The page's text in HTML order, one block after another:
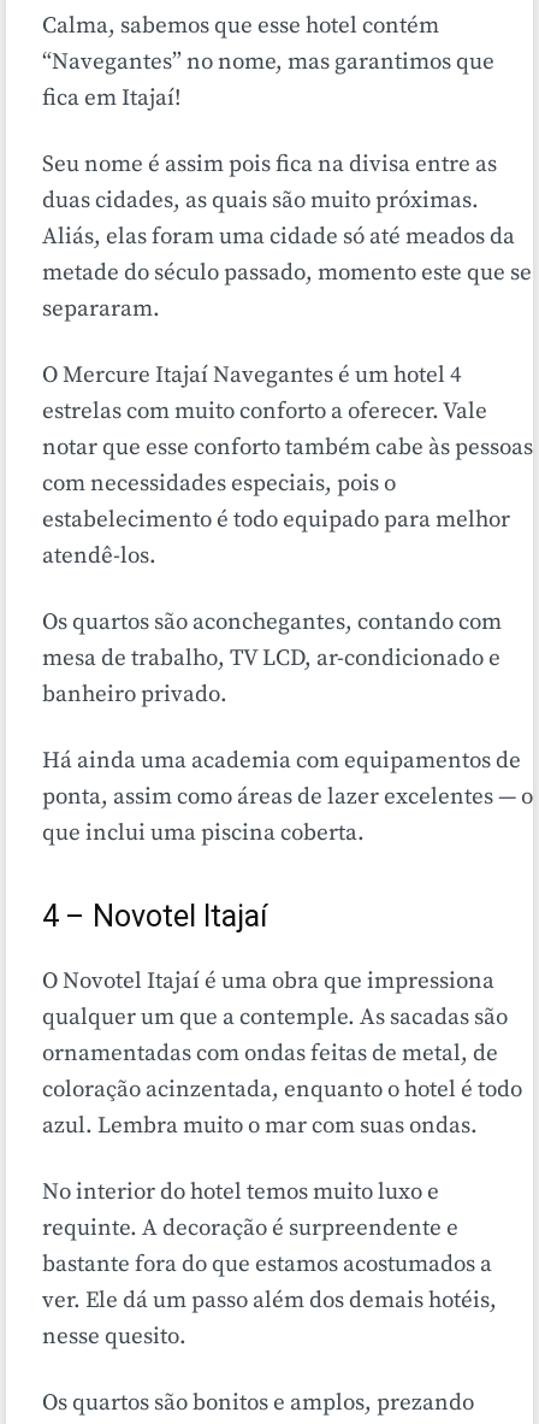
Calma, sabemos que esse hotel contém
“Navegantes” no nome, mas garantimos que
fica em Itajaí!
Seu nome é assim pois fica na divisa entre as
duas cidades, as quais são muito próximas.
Aliás, elas foram uma cidade só até meados da
metade do século passado, momento este que se
separaram.
O Mercure Itajaí Navegantes é um hotel 4
estrelas com muito conforto a oferecer. Vale
notar que esse conforto também cabe às pessoas
com necessidades especiais, pois o
estabelecimento é todo equipado para melhor
atendê-los.
Os quartos são aconchegantes, contando com
mesa de trabalho, TV LCD, ar-condicionado e
banheiro privado.
Há ainda uma academia com equipamentos de
ponta, assim como áreas de lazer excelentes — o
que inclui uma piscina coberta.
4 – Novotel Itajaí
O Novotel Itajaí é uma obra que impressiona
qualquer um que a contemple. As sacadas são
ornamentadas com ondas feitas de metal, de
coloração acinzentada, enquanto o hotel é todo
azul. Lembra muito o mar com suas ondas.
No interior do hotel temos muito luxo e
requinte. A decoração é surpreendente e
bastante fora do que estamos acostumados a
ver. Ele dá um passo além dos demais hotéis,
nesse quesito.
Os quartos são bonitos e amplos, prezando